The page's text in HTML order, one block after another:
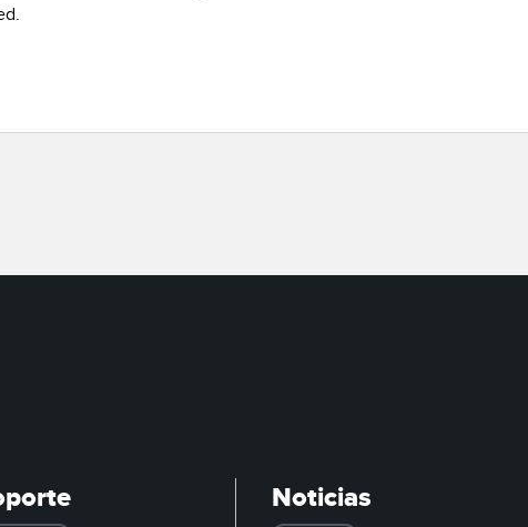
Noticias